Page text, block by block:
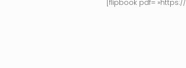
[flipbook pdf=